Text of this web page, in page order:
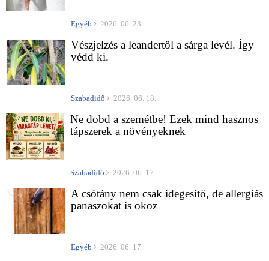
Egyéb 2026. 06. 23.
Vészjelzés a leandertől a sárga levél. Így
védd ki.
Szabadidő 2026. 06. 18.
Ne dobd a szemétbe! Ezek mind hasznos
tápszerek a növényeknek
Szabadidő 2026. 06. 17.
A csótány nem csak idegesítő, de allergiás
panaszokat is okoz
Egyéb 2026. 06. 17.